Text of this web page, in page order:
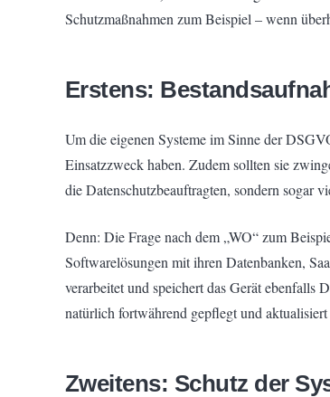
Schutzmaßnahmen zum Beispiel – wenn
Erstens:
Um die eigenen Systeme im Sinne der
Einsatzzweck haben. Zudem sollten sie
die Datenschutzbeauftragten, sondern sogar
Denn: Die Frage nach dem „WO“ zum
Softwarelösungen mit ihren Datenbanken,
verarbeitet und speichert das Gerät ebenfalls
natürlich fortwährend gepflegt und
Zweitens: Schutz der